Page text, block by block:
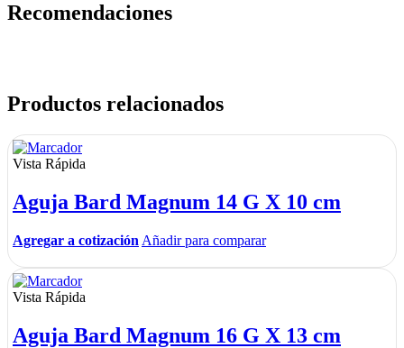
Recomendaciones
Productos relacionados
Vista Rápida
Aguja Bard Magnum 14 G X 10 cm
Agregar a cotización Añadir para comparar
Vista Rápida
Aguja Bard Magnum 16 G X 13 cm